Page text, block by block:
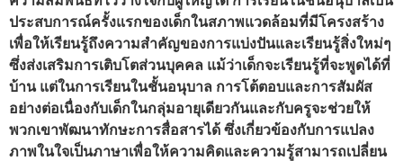
ประสบการณ์ครั้งแรกของเด็กในสภาพแวดล้อมที่มีโครงสร้าง
เพื่อให้เรียนรู้ถึงความสำคัญของการแบ่งปันและเรียนรู้สิ่งใหม่ๆ
ซึ่งส่งเสริมการเติบโตส่วนบุคคล แม้ว่าเด็กจะเรียนรู้ที่จะพูดได้ที่
บ้าน แต่ในการเรียนในชั้นอนุบาล การโต้ตอบและการสัมผัส
อย่างต่อเนื่องกับเด็กในกลุ่มอายุเดียวกันและกับครูจะช่วยให้
พวกเขาพัฒนาทักษะการสื่อสารได้ ซึ่งเกี่ยวข้องกับการแปลง
ภาพในใจเป็นภาษาเพื่อให้ความคิดและความรู้สามารถเปลี่ยน